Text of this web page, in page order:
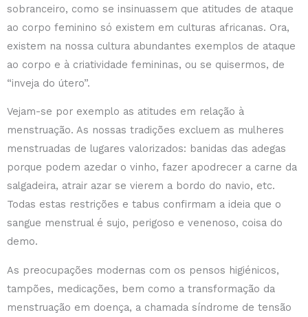
sobranceiro, como se insinuassem que atitudes de ataque
ao corpo feminino só existem em culturas africanas. Ora,
existem na nossa cultura abundantes exemplos de ataque
ao corpo e à criatividade femininas, ou se quisermos, de
“inveja do útero”.
Vejam-se por exemplo as atitudes em relação à
menstruação. As nossas tradições excluem as mulheres
menstruadas de lugares valorizados: banidas das adegas
porque podem azedar o vinho, fazer apodrecer a carne da
salgadeira, atrair azar se vierem a bordo do navio, etc.
Todas estas restrições e tabus confirmam a ideia que o
sangue menstrual é sujo, perigoso e venenoso, coisa do
demo.
As preocupações modernas com os pensos higiénicos,
tampões, medicações, bem como a transformação da
menstruação em doença, a chamada síndrome de tensão